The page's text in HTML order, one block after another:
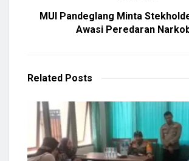
MUI Pandeglang Minta
Awasi Peredaran
Related Posts